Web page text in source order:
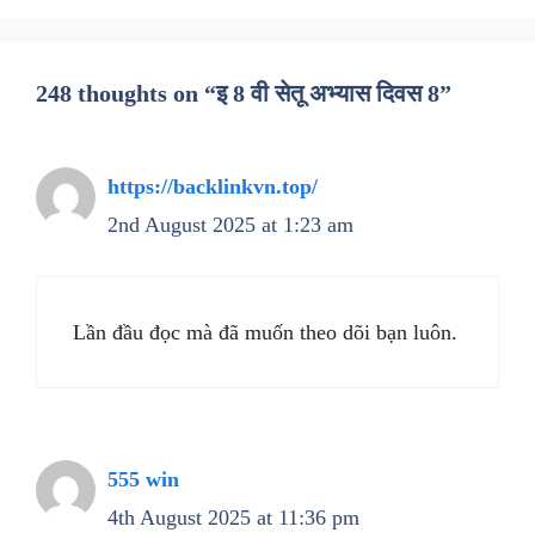
248 thoughts on “इ 8 वी सेतू अभ्यास दिवस 8”
https://backlinkvn.top/
2nd August 2025 at 1:23 am
Lần đầu đọc mà đã muốn theo dõi bạn luôn.
555 win
4th August 2025 at 11:36 pm